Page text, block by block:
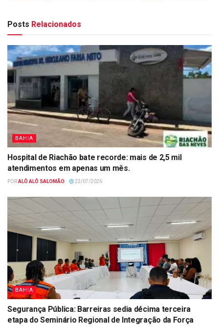
Posts Relacionados
BAHIA
Hospital de Riachão bate recorde: mais de 2,5 mil
atendimentos em apenas um mês.
PORALÔ ALÔ SALOMÃO 22/07/2026
BAHIA
Segurança Pública: Barreiras sedia décima terceira
etapa do Seminário Regional de Integração da Força